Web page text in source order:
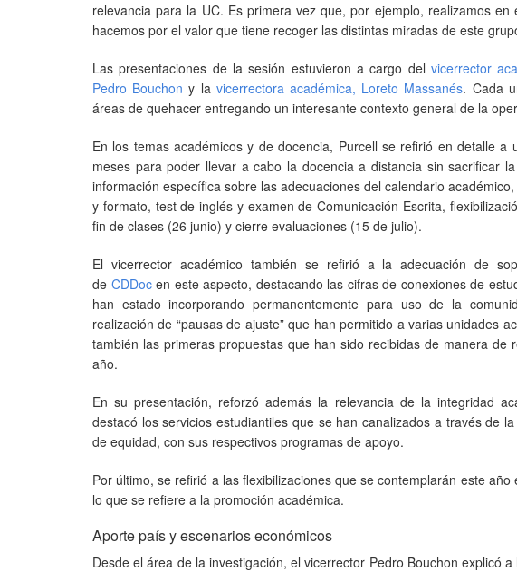
relevancia para la UC. Es primera vez que, por ejemplo, realizamos
hacemos por el valor que tiene recoger las distintas miradas de este
Las presentaciones de la sesión estuvieron a cargo delvicerrector
Pedro Bouchony la vicerrectora académica, Loreto Massanés. Cada
áreas de quehacer entregando un interesante contexto general de la
En los temas académicos y de docencia, Purcell se refirió en detalle
meses para poder llevar a cabo la docencia a distancia sin sacrificar
información específica sobre las adecuaciones del calendario
y formato, test de inglés y examen de Comunicación Escrita,
fin de clases (26 junio) y cierre evaluaciones (15 de julio).
El vicerrector académico también se refirió a la adecuación de
de CDDocen este aspecto, destacando las cifras de conexiones de
han estado incorporando permanentemente para uso de la
realización de “pausas de ajuste” que han permitido a varias unidades
también las primeras propuestas que han sido recibidas de manera
año.
En su presentación, reforzó además la relevancia de la integridad
destacó los servicios estudiantiles que se han canalizados a través de la
de equidad, con sus respectivos programas de apoyo.
Por último, se refirió a las flexibilizaciones que se contemplarán este
lo que se refiere a la promoción académica.
Aporte país y escenarios económicos
Desde el área de la investigación, el vicerrector Pedro Bouchon explicó